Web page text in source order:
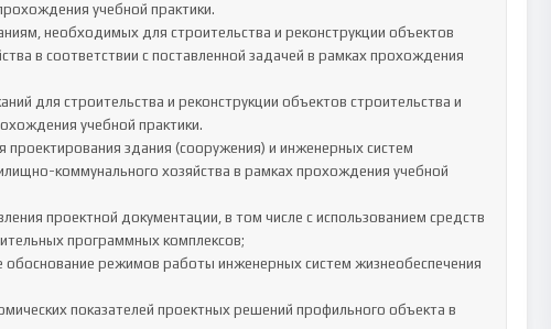
учебной практики.
в соответствии с поставленной задачей в рамках прохождения
для строительства и реконструкции объектов строительства и
учебной практики.
коммунального хозяйства в рамках прохождения учебной
программных комплексов;
показателей проектных решений профильного объекта в